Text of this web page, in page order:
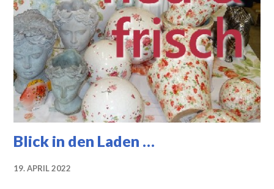
Blick in den Laden …
19. APRIL 2022